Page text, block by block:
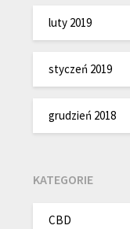
luty 2019
styczeń 2019
grudzień 2018
KATEGORIE
CBD